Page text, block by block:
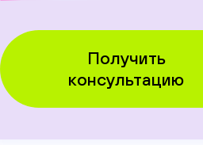
Получить
консультацию